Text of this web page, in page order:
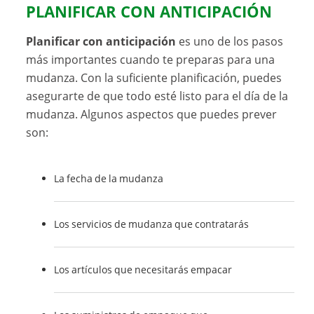
PLANIFICAR CON ANTICIPACIÓN
Planificar con anticipación es uno de los pasos
más importantes cuando te preparas para una
mudanza. Con la suficiente planificación, puedes
asegurarte de que todo esté listo para el día de la
mudanza. Algunos aspectos que puedes prever
son:
La fecha de la mudanza
Los servicios de mudanza que contratarás
Los artículos que necesitarás empacar